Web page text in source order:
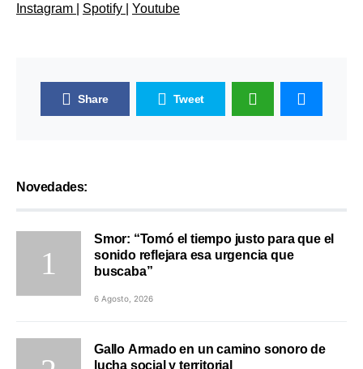
Instagram
Spotify Youtube
Share Tweet
Novedades:
Smor: “Tomó el tiempo justo para que el
sonido reflejara esa urgencia que
buscaba”
6 Agosto, 2026
Gallo Armado en un camino sonoro de
lucha social y territorial